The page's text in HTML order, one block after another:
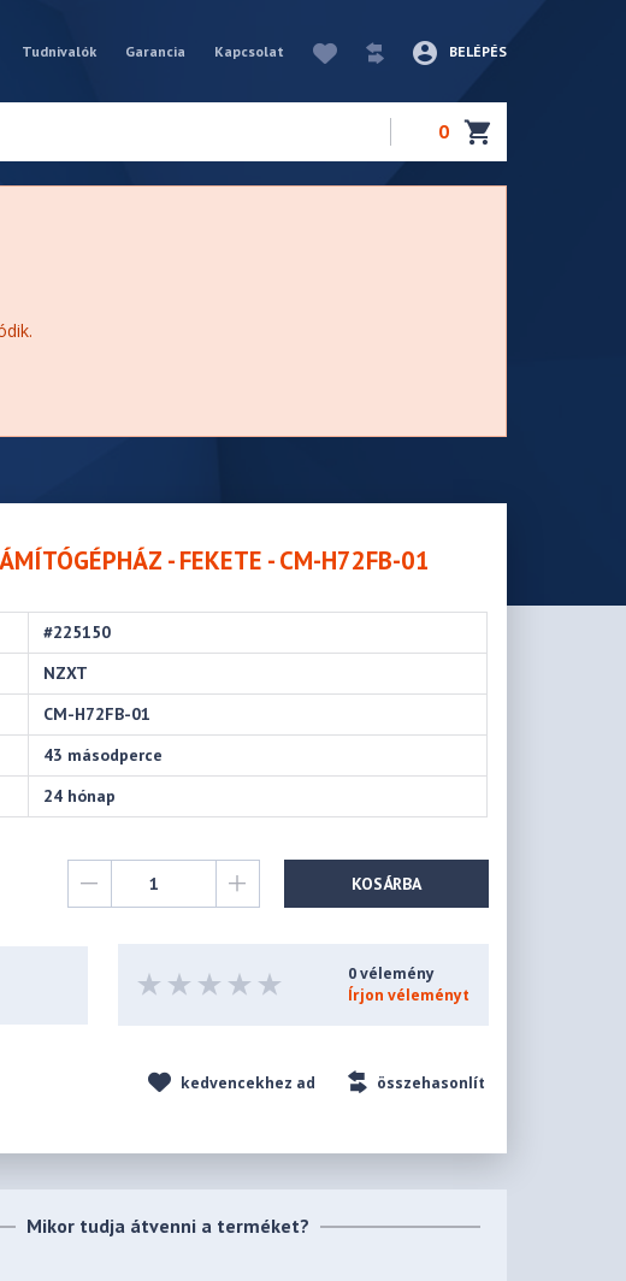
Tudnivalók Garancia Kapcsolat BELÉPÉS
0
- FEKETE - CM-H72FB-01
#225150
NZXT
CM-H72FB-01
43 másodperce
24 hónap
KOSÁRBA
0 vélemény
Írjon véleményt
kedvencekhez ad összehasonlít
Mikor tudja átvenni a terméket?